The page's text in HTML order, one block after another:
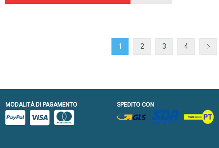
1 2 3 4
MODALITÀ DI PAGAMENTO SPEDITO CON